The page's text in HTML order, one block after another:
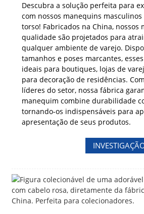
Descubra a solução perfeita para
com nossos manequins
torso! Fabricados na China, nossos
qualidade são projetados para
qualquer ambiente de varejo.
tamanhos e poses marcantes,
ideais para boutiques, lojas de
para decoração de residências.
líderes do setor, nossa fábrica
manequim combine durabilidade
tornando-os indispensáveis ​​para
apresentação de seus produtos.